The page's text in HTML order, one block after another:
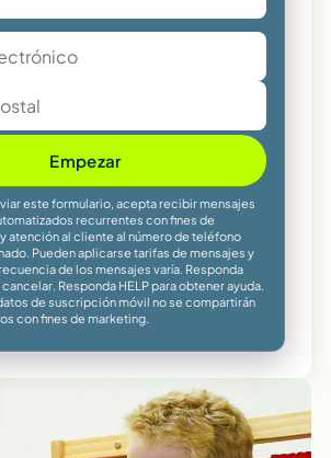
Empezar
este formulario, acepta recibir mensajes
recurrentes con fines de
atención al cliente al número de teléfono
Pueden aplicarse tarifas de mensajes y
de los mensajes varía. Responda
cancelar. Responda HELP para obtener ayuda.
de suscripción móvil no se compartirán
con fines de marketing.